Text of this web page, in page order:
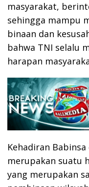
masyarakat,
sehingga mampu
binaan dan
bahwa TNI selalu
harapan
Kehadiran
merupakan suatu
yang merupakan